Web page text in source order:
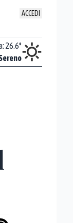
ACCEDI
: 26.6°